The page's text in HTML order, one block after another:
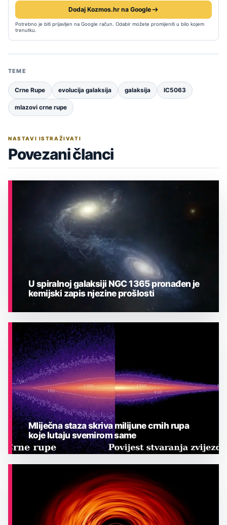
Dodaj Kozmos.hr na Google
Potrebno je biti prijavljen na Google račun. Odabir možete promijeniti u bilo kojem
trenutku.
TEME
Crne Rupe evolucija galaksija galaksija IC5063
mlazovi crne rupe
NASTAVI ISTRAŽIVATI
Povezani članci
ASTRONOMIJA
U spiralnoj galaksiji NGC 1365 pronađen je
kemijski zapis njezine prošlosti
Mliječna staza skriva milijune crnih rupa
koje lutaju svemirom same